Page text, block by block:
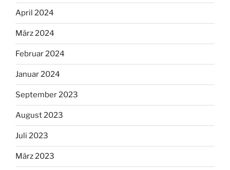
April 2024
März 2024
Februar 2024
Januar 2024
September 2023
August 2023
Juli 2023
März 2023